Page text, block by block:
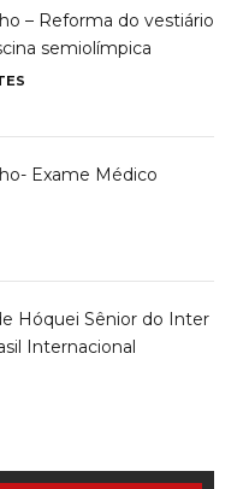
– Reforma do vestiário
semiolímpica
Exame Médico
Hóquei Sênior do Inter
Internacional